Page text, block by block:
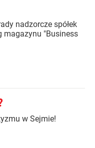
nadzorcze spółek
magazynu "Business
w Sejmie!